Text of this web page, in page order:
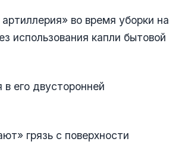
во время уборки на
использования капли бытовой
в его двусторонней
грязь с поверхности